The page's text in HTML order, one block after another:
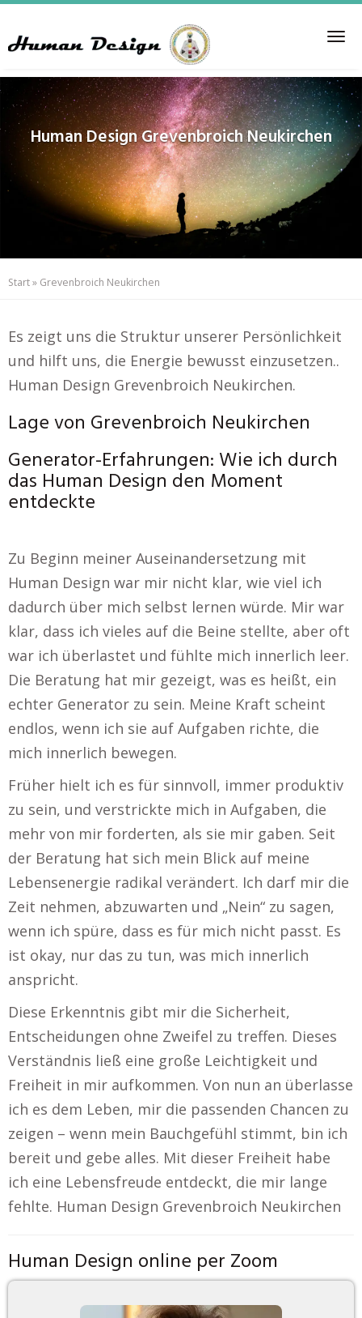
content
Human DesignGrevenbroich Neukirchen
Start» Grevenbroich Neukirchen
Es zeigt uns die Struktur unserer Persönlichkeit
und hilft uns, die Energie bewusst einzusetzen..
Human Design Grevenbroich Neukirchen.
Lage von Grevenbroich Neukirchen
Generator-Erfahrungen: Wie ich durch
das Human Design den Moment
entdeckte
Zu Beginn meiner Auseinandersetzung mit
Human Design war mir nicht klar, wie viel ich
dadurch über mich selbst lernen würde. Mir war
klar, dass ich vieles auf die Beine stellte, aber oft
war ich überlastet und fühlte mich innerlich leer.
Die Beratung hat mir gezeigt, was es heißt, ein
echter Generator zu sein. Meine Kraft scheint
endlos, wenn ich sie auf Aufgaben richte, die
mich innerlich bewegen.
Früher hielt ich es für sinnvoll, immer produktiv
zu sein, und verstrickte mich in Aufgaben, die
mehr von mir forderten, als sie mir gaben. Seit
der Beratung hat sich mein Blick auf meine
Lebensenergie radikal verändert. Ich darf mir die
Zeit nehmen, abzuwarten und „Nein“ zu sagen,
wenn ich spüre, dass es für mich nicht passt. Es
ist okay, nur das zu tun, was mich innerlich
anspricht.
Diese Erkenntnis gibt mir die Sicherheit,
Entscheidungen ohne Zweifel zu treffen. Dieses
Verständnis ließ eine große Leichtigkeit und
Freiheit in mir aufkommen. Von nun an überlasse
ich es dem Leben, mir die passenden Chancen zu
zeigen – wenn mein Bauchgefühl stimmt, bin ich
bereit und gebe alles. Mit dieser Freiheit habe
ich eine Lebensfreude entdeckt, die mir lange
fehlte. Human Design Grevenbroich Neukirchen
Human Design online per Zoom